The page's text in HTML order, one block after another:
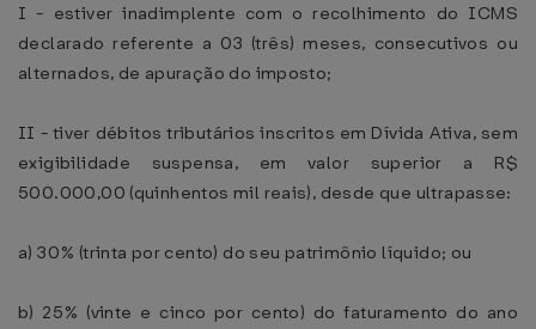
I - estiver inadimplente com o recolhimento do ICMS
declarado referente a 03 (três) meses, consecutivos ou
alternados, de apuração do imposto;
II - tiver débitos tributários inscritos em Dívida Ativa, sem
exigibilidade suspensa, em valor superior a R$
500.000,00 (quinhentos mil reais), desde que ultrapasse:
a) 30% (trinta por cento) do seu patrimônio líquido; ou
b) 25% (vinte e cinco por cento) do faturamento do ano